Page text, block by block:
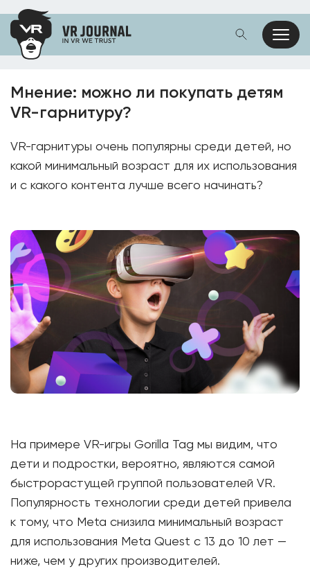
Мнение: можно ли покупать детям
VR-гарнитуру?
VR-гарнитуры очень популярны среди детей, но
какой минимальный возраст для их использования
и с какого контента лучше всего начинать?
На примере VR-игры Gorilla Tag мы видим, что
дети и подростки, вероятно, являются самой
быстрорастущей группой пользователей VR.
Популярность технологии среди детей привела
к тому, что Meta снизила минимальный возраст
для использования Meta Quest с 13 до 10 лет —
ниже, чем у других производителей.